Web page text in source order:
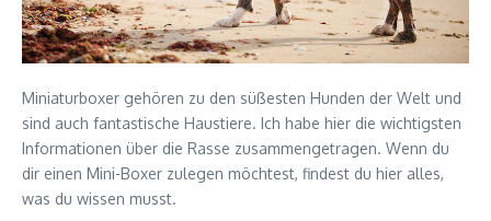
Miniaturboxer gehören zu den süßesten Hunden der Welt und
sind auch fantastische Haustiere. Ich habe hier die wichtigsten
Informationen über die Rasse zusammengetragen. Wenn du
dir einen Mini-Boxer zulegen möchtest, findest du hier alles,
was du wissen musst.